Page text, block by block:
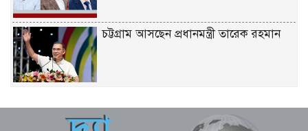
চট্টগ্রাম আসছেন প্রধানমন্ত্রী তারেক রহমান
বাবার ভবিষ্যৎ স্বপ্নের সমাধি